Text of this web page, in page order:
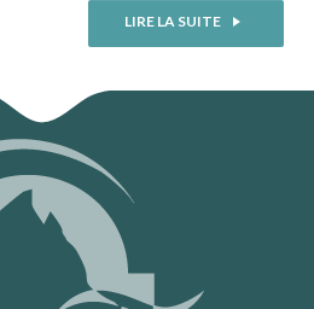
été réalisés en photobioréacteurs
utilisant la souche ...
LA SUITE
LIRE LA SUITE